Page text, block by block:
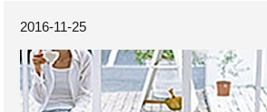
2016-11-25